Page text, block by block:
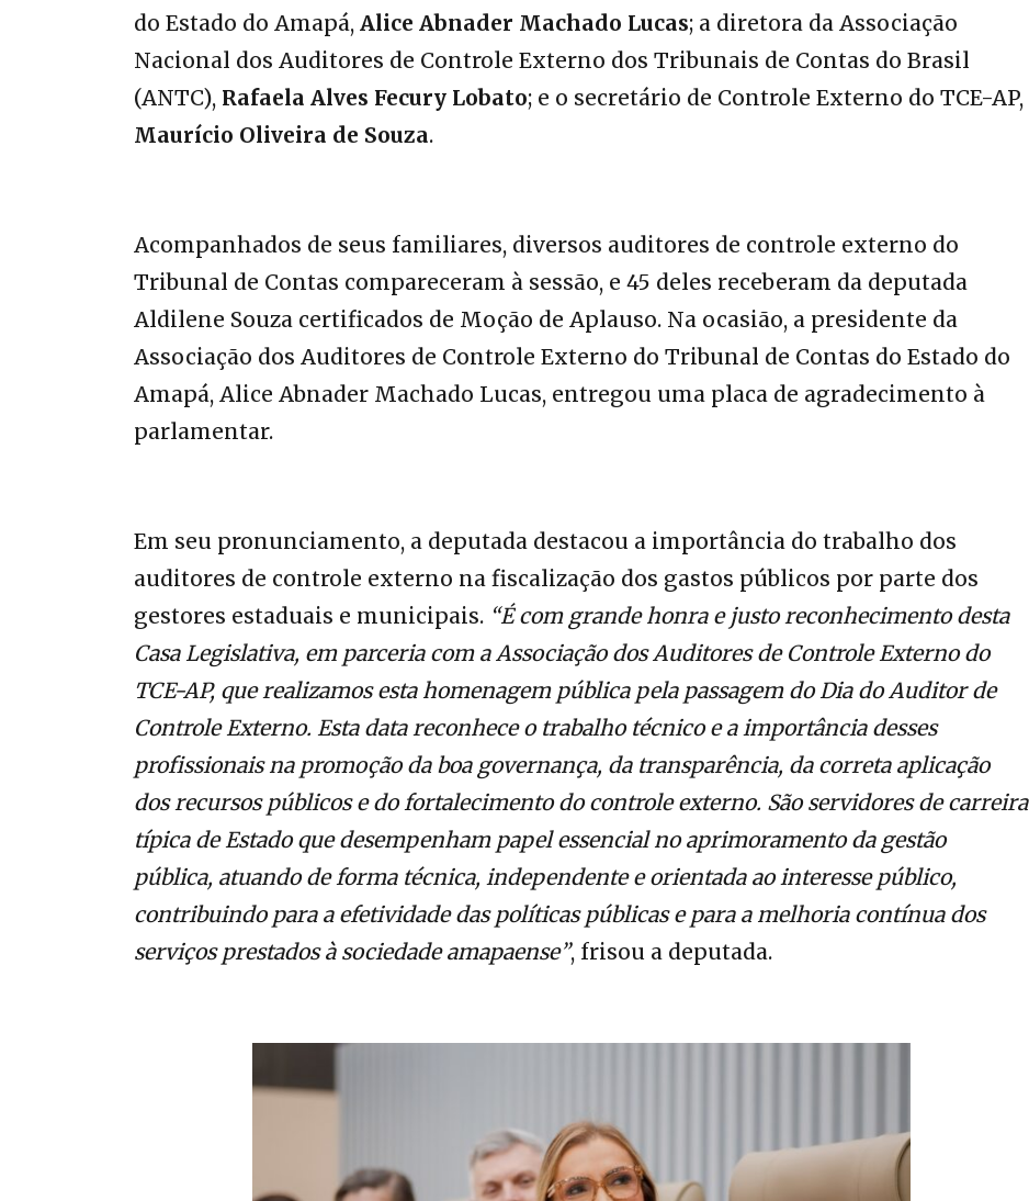
do Estado do Amapá, Alice Abnader Machado Lucas; a diretora da Associação
Nacional dos Auditores de Controle Externo dos Tribunais de Contas do Brasil
(ANTC), Rafaela Alves Fecury Lobato; e o secretário de Controle Externo do TCE-AP,
Maurício Oliveira de Souza.
Acompanhados de seus familiares, diversos auditores de controle externo do
Tribunal de Contas compareceram à sessão, e 45 deles receberam da deputada
Aldilene Souza certificados de Moção de Aplauso. Na ocasião, a presidente da
Associação dos Auditores de Controle Externo do Tribunal de Contas do Estado do
Amapá, Alice Abnader Machado Lucas, entregou uma placa de agradecimento à
parlamentar.
Em seu pronunciamento, a deputada destacou a importância do trabalho dos
auditores de controle externo na fiscalização dos gastos públicos por parte dos
gestores estaduais e municipais. “É com grande honra e justo reconhecimento desta
Casa Legislativa, em parceria com a Associação dos Auditores de Controle Externo do
TCE-AP, que realizamos esta homenagem pública pela passagem do Dia do Auditor de
Controle Externo. Esta data reconhece o trabalho técnico e a importância desses
profissionais na promoção da boa governança, da transparência, da correta aplicação
dos recursos públicos e do fortalecimento do controle externo. São servidores de carreira
típica de Estado que desempenham papel essencial no aprimoramento da gestão
pública, atuando de forma técnica, independente e orientada ao interesse público,
contribuindo para a efetividade das políticas públicas e para a melhoria contínua dos
serviços prestados à sociedade amapaense”, frisou a deputada.